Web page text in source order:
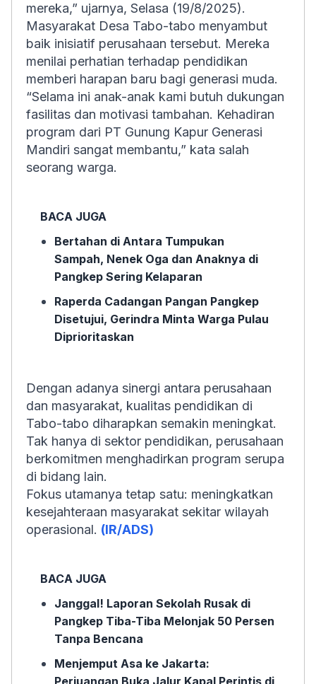
mereka,” ujarnya, Selasa (19/8/2025).
Masyarakat Desa Tabo-tabo menyambut
baik inisiatif perusahaan tersebut. Mereka
menilai perhatian terhadap pendidikan
memberi harapan baru bagi generasi muda.
“Selama ini anak-anak kami butuh dukungan
fasilitas dan motivasi tambahan. Kehadiran
program dari PT Gunung Kapur Generasi
Mandiri sangat membantu,” kata salah
seorang warga.
BACA JUGA
Bertahan di Antara Tumpukan
Sampah, Nenek Oga dan Anaknya di
Pangkep Sering Kelaparan
Raperda Cadangan Pangan Pangkep
Disetujui, Gerindra Minta Warga Pulau
Diprioritaskan
Dengan adanya sinergi antara perusahaan
dan masyarakat, kualitas pendidikan di
Tabo-tabo diharapkan semakin meningkat.
Tak hanya di sektor pendidikan, perusahaan
berkomitmen menghadirkan program serupa
di bidang lain.
Fokus utamanya tetap satu: meningkatkan
kesejahteraan masyarakat sekitar wilayah
operasional. (IR/ADS)
BACA JUGA
Janggal! Laporan Sekolah Rusak di
Pangkep Tiba-Tiba Melonjak 50 Persen
Tanpa Bencana
Menjemput Asa ke Jakarta:
Perjuangan Buka Jalur Kapal Perintis di